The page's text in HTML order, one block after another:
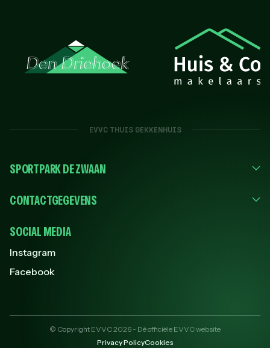
EVVC THUIS GEKKENHUIS
SPORTPARK DE ZWAAN
CONTACTGEGEVENS
SOCIAL MEDIA
Instagram
Facebook
© Copyright EVVC 2026 - Dé officiële EVVC website
Privacy PolicyCookies